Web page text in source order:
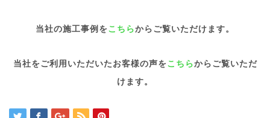
当社の施工事例をこちらからご覧いただけます。
当社をご利用いただいたお客様の声をこちらからご覧いただ
けます。